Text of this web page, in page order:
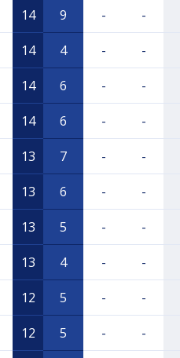
14 9 - -
14 4 - -
14 6 - -
14 6 - -
13 7 - -
13 6 - -
13 5 - -
13 4 - -
12 5 - -
12 5 - -